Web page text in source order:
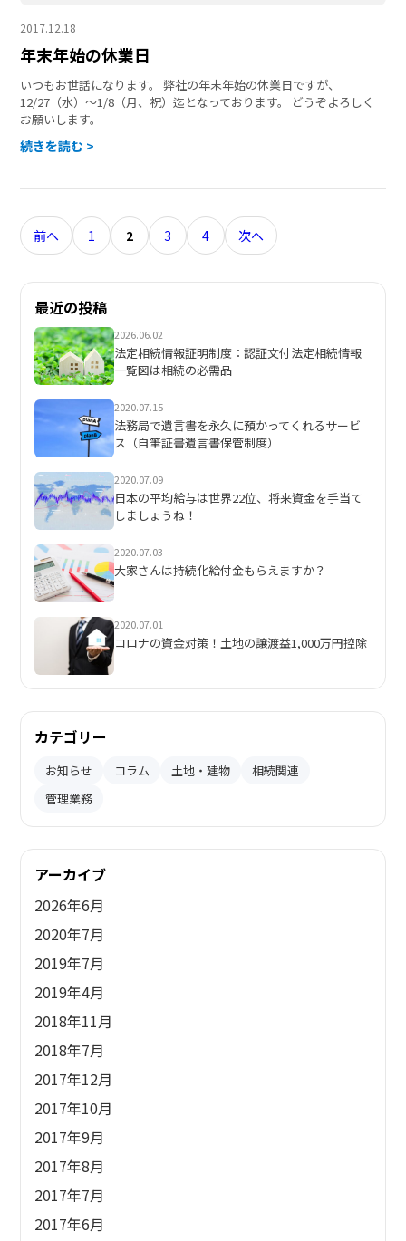
2017.12.18
年末年始の休業日
いつもお世話になります。 弊社の年末年始の休業日ですが、
12/27（水）～1/8（月、祝）迄となっております。 どうぞよろしく
お願いします。
続きを読む >
投
稿
の
ペ
ー
ジ
送
り
前へ 1 2 3 4 次へ
最近の投稿
2026.06.02
法定相続情報証明制度：認証文付法定相続情報
一覧図は相続の必需品
2020.07.15
法務局で遺言書を永久に預かってくれるサービ
ス（自筆証書遺言書保管制度）
2020.07.09
日本の平均給与は世界22位、将来資金を手当て
しましょうね！
2020.07.03
大家さんは持続化給付金もらえますか？
2020.07.01
コロナの資金対策！土地の譲渡益1,000万円控除
カテゴリー
お知らせ コラム 土地・建物
相続関連
管理業務
アーカイブ
2026年6月
2020年7月
2019年7月
2019年4月
2018年11月
2018年7月
2017年12月
2017年10月
2017年9月
2017年8月
2017年7月
2017年6月